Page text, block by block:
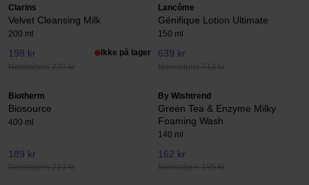
Clarins
Velvet Cleansing Milk
200 ml
198 kr
Normalpris 220 kr
Ikke på lager
Lancôme
Génifique Lotion Ultimate
150 ml
639 kr
Normalpris 713 kr
Biotherm
Biosource
400 ml
189 kr
Normalpris 210 kr
By Wishtrend
Green Tea & Enzyme Milky
Foaming Wash
140 ml
162 kr
Normalpris 195 kr